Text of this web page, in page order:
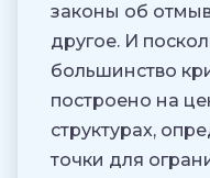
законы об
другое. И
большинство
построено на
структурах,
точки для